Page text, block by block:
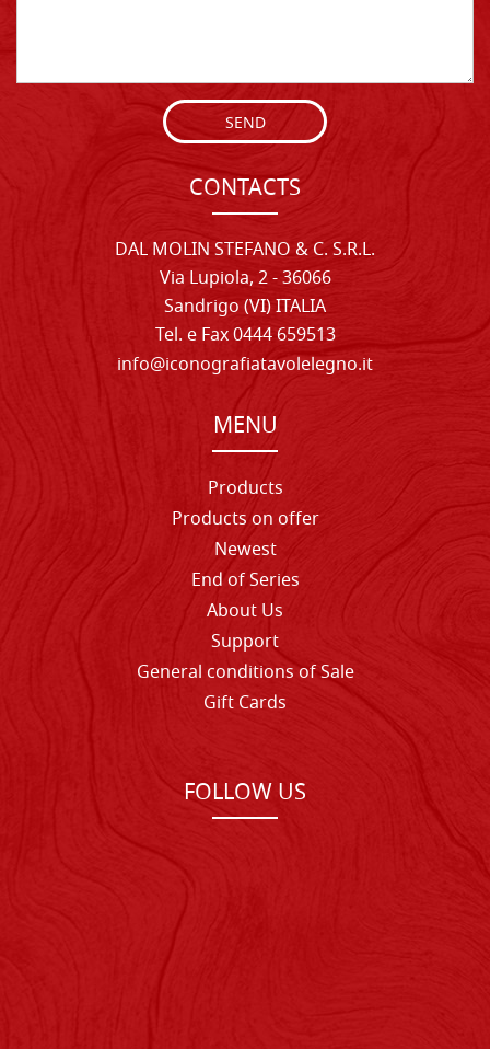
SEND
CONTACTS
DAL MOLIN STEFANO & C. S.R.L.
Via Lupiola, 2 - 36066
Sandrigo (VI) ITALIA
Tel. e Fax 0444 659513
info@iconografiatavolelegno.it
MENU
Products
Products on offer
Newest
End of Series
About Us
Support
General conditions of Sale
Gift Cards
FOLLOW US